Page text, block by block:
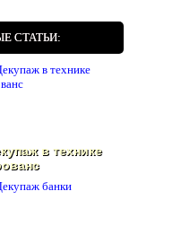
СТАТЬИ:
в технике